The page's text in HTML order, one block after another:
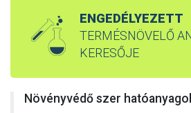
ENGEDÉLYEZETT
TERMÉSNÖVELŐ
KERESŐJE
Növényvédő szer